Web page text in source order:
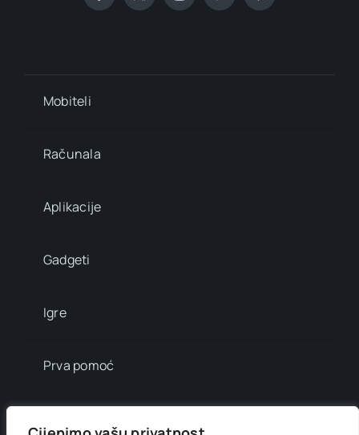
Mobiteli
Računala
Aplikacije
Gadgeti
Igre
Prva pomoć